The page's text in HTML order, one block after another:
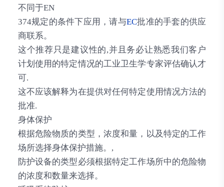
不同于EN
374规定的条件下应用，请与EC批准的手套的供应
商联系。
这个推荐只是建议性的,并且务必让熟悉我们客户
计划使用的特定情况的工业卫生学专家评估确认才
可.
这不应该解释为在提供对任何特定使用情况方法的
批准.
身体保护
根据危险物质的类型，浓度和量，以及特定的工作
场所选择身体保护措施。,
防护设备的类型必须根据特定工作场所中的危险物
的浓度和数量来选择。